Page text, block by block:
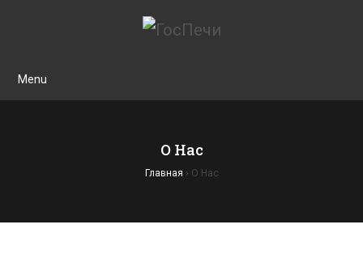
Menu
О Нас
Главная › О Нас